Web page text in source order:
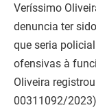
Veríssimo
denuncia ter
que seria
ofensivas à
Oliveira
00311092/